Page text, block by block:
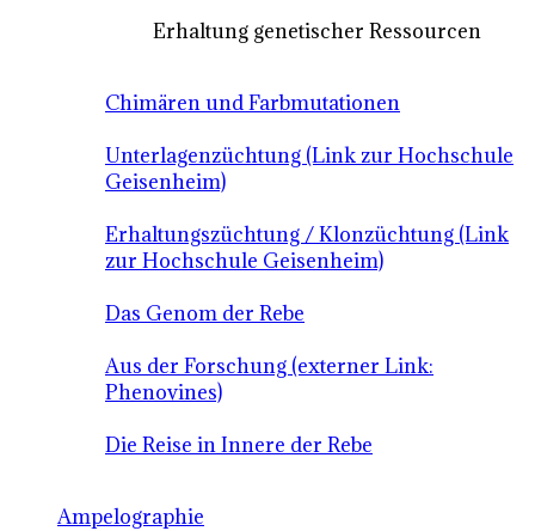
Erhaltung genetischer Ressourcen
Chimären und Farbmutationen
Unterlagenzüchtung (Link zur Hochschule
Geisenheim)
Erhaltungszüchtung / Klonzüchtung (Link
zur Hochschule Geisenheim)
Das Genom der Rebe
Aus der Forschung (externer Link:
Phenovines)
Die Reise in Innere der Rebe
Ampelographie